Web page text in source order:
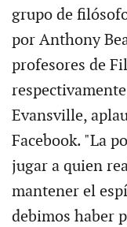
grupo de
por Anthony
profesores de
Evansville,
Facebook. "La
jugar a quien
mantener el
debimos haber